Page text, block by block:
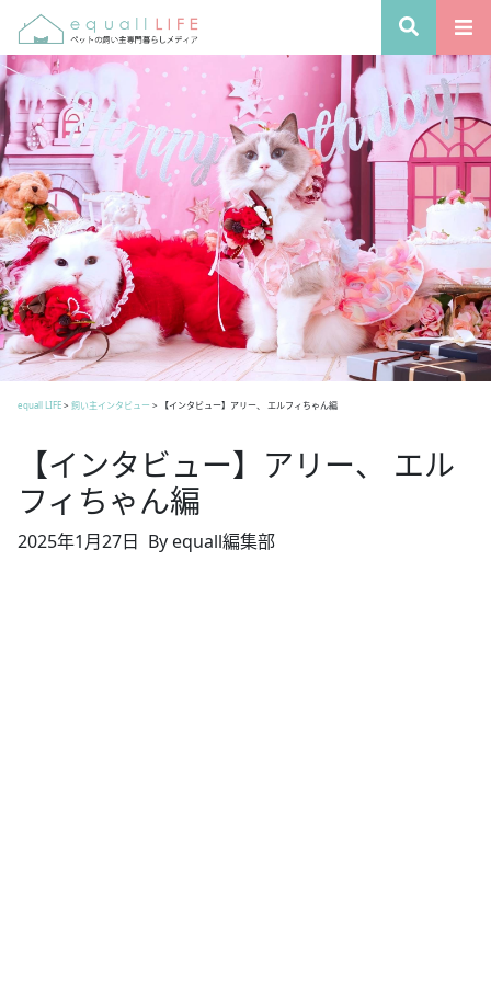
equall LIFE> 飼い主インタビュー > 【インタビュー】アリー、 エルフィちゃん編
【インタビュー】アリー、 エル
フィちゃん編
2025年1月27日 By equall編集部